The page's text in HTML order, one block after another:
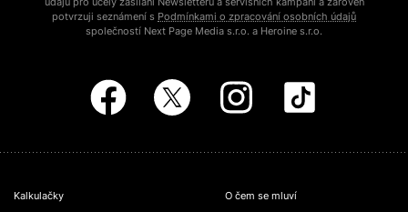
potvrzuji seznámení s Podmínkami o zpracování osobních údajů
společností Next Page Media s.r.o. a Heroine s.r.o.
Kalkulačky
O čem se mluví